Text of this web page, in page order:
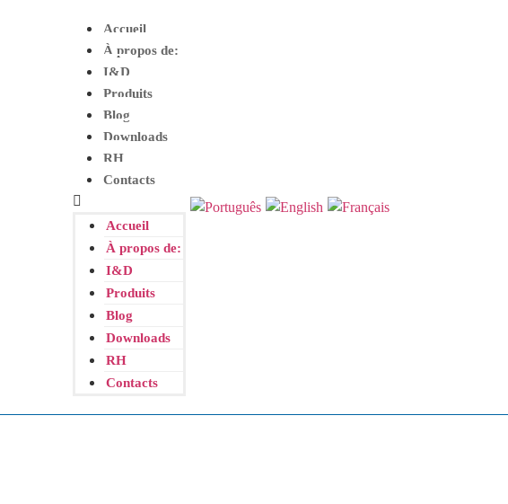
Accueil
À propos de:
I&D
Produits
Blog
Downloads
RH
Contacts
Accueil
À propos de:
I&D
Produits
Blog
Downloads
RH
Contacts